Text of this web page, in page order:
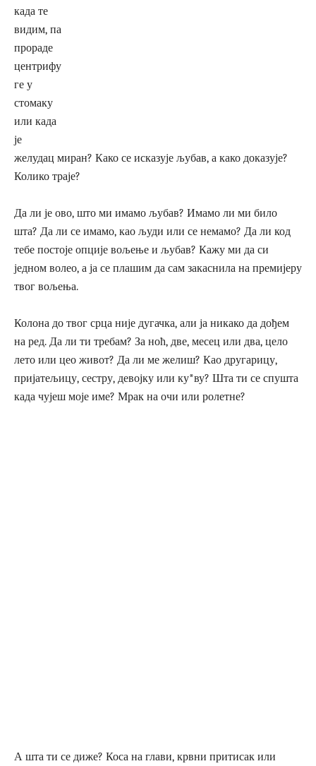
када те
видим, па
прораде
центрифу
ге у
стомаку
или када
је
желудац миран? Како се исказује љубав, а како доказује?
Колико траје?
Да ли је ово, што ми имамо љубав? Имамо ли ми било
шта? Да ли се имамо, као људи или се немамо? Да ли код
тебе постоје опције вољење и љубав? Кажу ми да си
једном волео, а ја се плашим да сам закаснила на премијеру
твог вољења.
Колона до твог срца није дугачка, али ја никако да дођем
на ред. Да ли ти требам? За ноћ, две, месец или два, цело
лето или цео живот? Да ли ме желиш? Као другарицу,
пријатељицу, сестру, девојку или ку*ву? Шта ти се спушта
када чујеш моје име? Мрак на очи или ролетне?
А шта ти се диже? Коса на глави, крвни притисак или